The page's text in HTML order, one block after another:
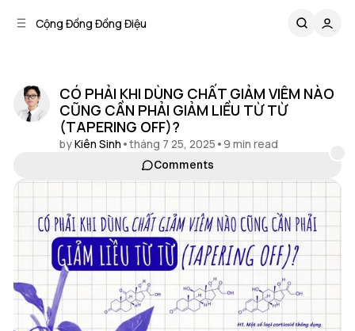
Cộng Đồng Đồng Điệu
CÓ PHẢI KHI DÙNG CHẤT GIẢM VIÊM NÀO
CŨNG CẦN PHẢI GIẢM LIỀU TỪ TỪ
(TAPERING OFF)?
byKiên Sinh •tháng 7 25, 2025 •9 min read
Comments